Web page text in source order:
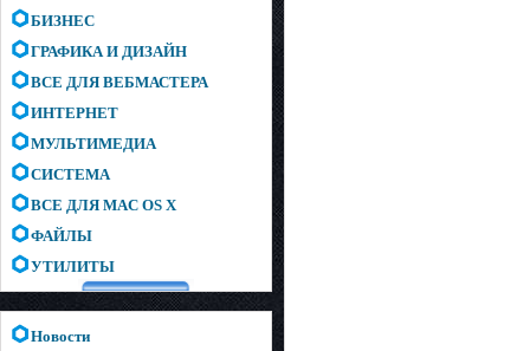
БИЗНЕС
ГРАФИКА И ДИЗАЙН
ВСЕ ДЛЯ ВЕБМАСТЕРА
ИНТЕРНЕТ
МУЛЬТИМЕДИА
СИСТЕМА
ВСЕ ДЛЯ MAC OS X
ФАЙЛЫ
УТИЛИТЫ
Новости